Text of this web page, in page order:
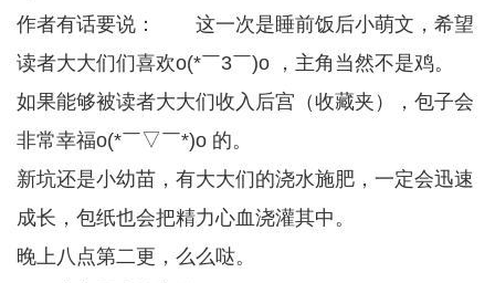
作者有话要说： 这一次是睡前饭后小萌文，希望
读者大大们们喜欢o(*￣3￣)o ，主角当然不是鸡。
如果能够被读者大大们收入后宫（收藏夹），包子会
非常幸福o(*￣▽￣*)o 的。
新坑还是小幼苗，有大大们的浇水施肥，一定会迅速
成长，包纸也会把精力心血浇灌其中。
晚上八点第二更，么么哒。